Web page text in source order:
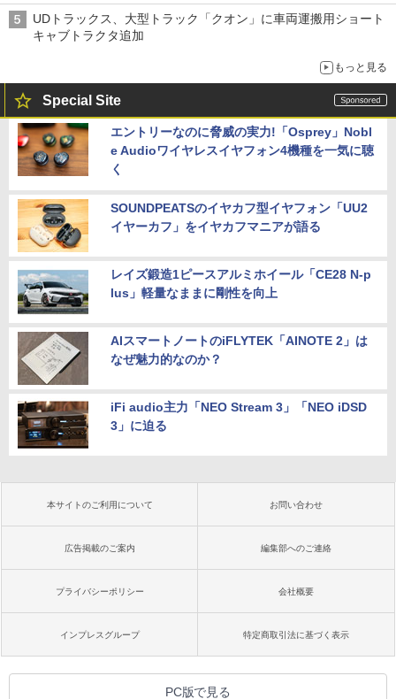
UDトラックス、大型トラック「クオン」に車両運搬用ショート
キャブトラクタ追加
もっと見る
Special Site
エントリーなのに脅威の実力!「Osprey」Nobl
e Audioワイヤレスイヤフォン4機種を一気に聴
く
SOUNDPEATSのイヤカフ型イヤフォン「UU2
イヤーカフ」をイヤカフマニアが語る
レイズ鍛造1ピースアルミホイール「CE28 N-p
lus」軽量なままに剛性を向上
AIスマートノートのiFLYTEK「AINOTE 2」は
なぜ魅力的なのか？
iFi audio主力「NEO Stream 3」「NEO iDSD
3」に迫る
本サイトのご利用について お問い合わせ
広告掲載のご案内 編集部へのご連絡
プライバシーポリシー 会社概要
インプレスグループ 特定商取引法に基づく表示
PC版で見る